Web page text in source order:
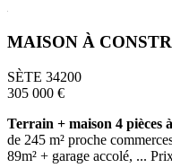
MAISON À
SÈTE 34200
305 000 €
Terrain + maison 4 pièces
de 245 m² proche
89m² + garage accolé, ...